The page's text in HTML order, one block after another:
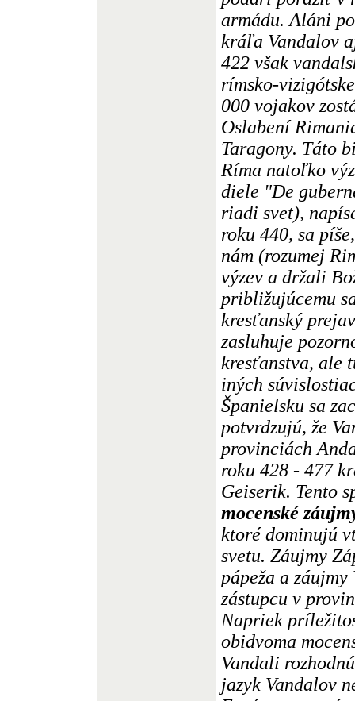
armádu. Aláni
kráľa Vandalov
422 však
rímsko-
000 vojakov
Oslabení
Taragony. Táto
Ríma natoľko
diele "De
riadi svet),
roku 440, sa
nám (rozumej
výzev a držali
približujúcemu
kresťanský
zasluhuje
kresťanstva, ale
iných
Španielsku sa
potvrdzujú, že
provinciách
roku 428 - 477
Geiserik. Tento
mocenské
ktoré dominujú
svetu. Záujmy
pápeža a
zástupcu v
Napriek
obidvoma
Vandali
jazyk Vandalov